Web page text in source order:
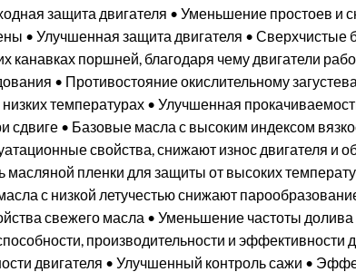
защита двигателя • Уменьшение простоев и
• Улучшенная защита двигателя • Сверхчистые
поршней, благодаря чему двигатели
• Противостояние окислительному
температурах • Улучшенная
• Базовые масла с высоким индексом
свойства, снижают износ двигателя и
пленки для защиты от высоких
с низкой летучестью снижают
свежего масла • Уменьшение частоты
производительности и эффективности
двигателя • Улучшенный контроль сажи •